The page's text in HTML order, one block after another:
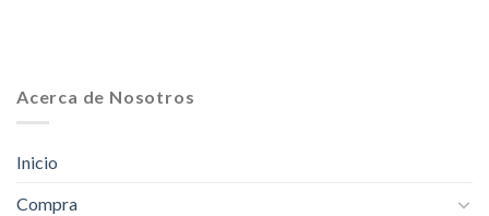
Acerca de Nosotros
Inicio
Compra